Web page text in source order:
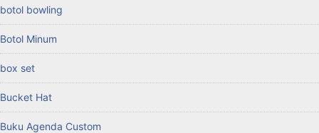
botol bowling
Botol Minum
box set
Bucket Hat
Buku Agenda Custom